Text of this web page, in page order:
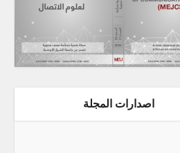
اصدارات المجلة